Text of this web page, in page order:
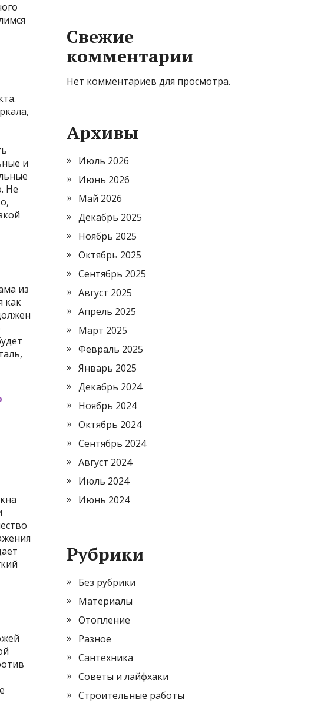
и
Не
из
как
Свежие
комментарии
Нет комментариев для просмотра.
Архивы
Июль 2026
Июнь 2026
Май 2026
Декабрь 2025
Ноябрь 2025
Октябрь 2025
Сентябрь 2025
Август 2025
Апрель 2025
Март 2025
Февраль 2025
Январь 2025
Декабрь 2024
Ноябрь 2024
Октябрь 2024
Сентябрь 2024
Август 2024
Июль 2024
Июнь 2024
Рубрики
Без рубрики
Материалы
Отопление
Разное
Сантехника
Советы и лайфхаки
Строительные работы